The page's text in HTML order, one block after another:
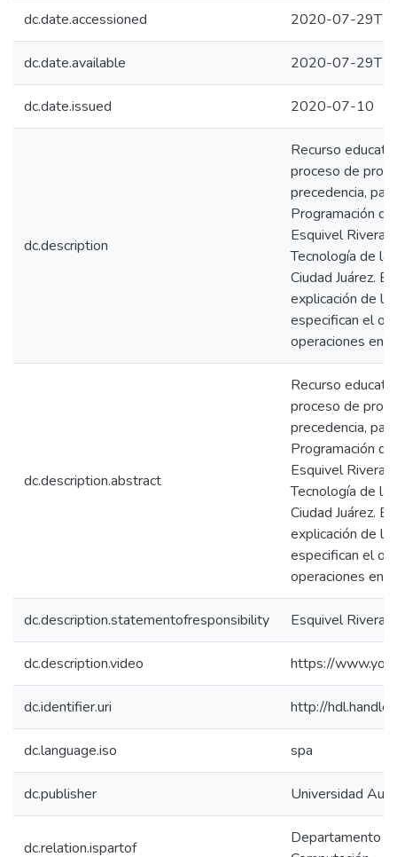
dc.date.accessioned 2020-07-
dc.date.available 2020-07-
dc.date.issued 2020-07-10
dc.description
Recurso
proceso de
precedencia,
Programación
Esquivel Rivera
Tecnología de
Ciudad Juárez.
explicación de
especifican el
operaciones en
dc.description.abstract
Recurso
proceso de
precedencia,
Programación
Esquivel Rivera
Tecnología de
Ciudad Juárez.
explicación de
especifican el
operaciones en
dc.description.statementofresponsibility Esquivel Rivera,
dc.description.video https://
dc.identifier.uri http://
dc.language.iso spa
dc.publisher Universidad
dc.relation.ispartof
Departamento